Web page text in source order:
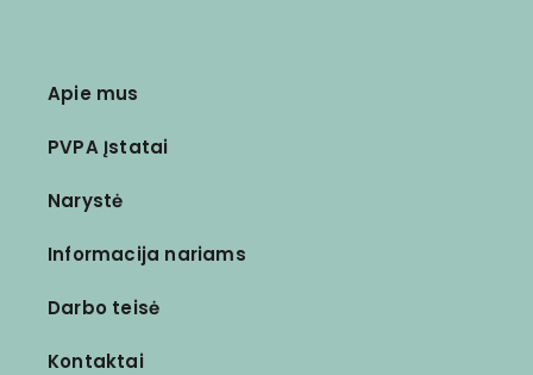
Apie mus
PVPA Įstatai
Narystė
Informacija nariams
Darbo teisė
Kontaktai